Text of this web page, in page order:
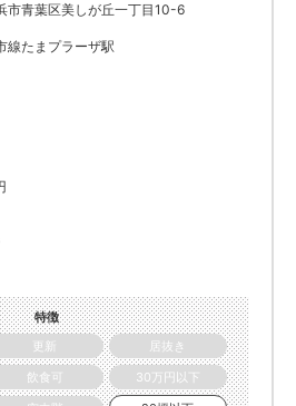
市青葉区美しが丘一丁目10-6
線たまプラーザ駅
特徴
更新
居抜き
飲食可
30万円以下